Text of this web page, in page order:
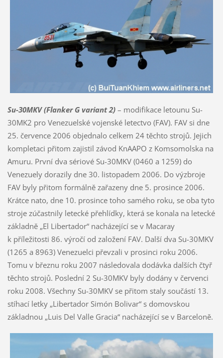
Su-30MKV(Flanker G variant 2) – modifikace letounu Su-
30MK2 pro Venezuelské vojenské letectvo (FAV). FAV si dne
25. července 2006 objednalo celkem 24 těchto strojů. Jejich
kompletaci přitom zajistil závod KnAAPO z Komsomolska na
Amuru. První dva sériové Su-30MKV (0460 a 1259) do
Venezuely dorazily dne 30. listopadem 2006. Do výzbroje
FAV byly přitom formálně zařazeny dne 5. prosince 2006.
Krátce nato, dne 10. prosince toho samého roku, se oba tyto
stroje zúčastnily letecké přehlídky, která se konala na letecké
základně „El Libertador“ nacházející se v Macaray
k příležitosti 86. výročí od založení FAV. Další dva Su-30MKV
(1265 a 8963) Venezuelci převzali v prosinci roku 2006.
Tomu v březnu roku 2007 následovala dodávka dalších čtyř
těchto strojů. Poslední 2 Su-30MKV byly dodány v červenci
roku 2008. Všechny Su-30MKV se přitom staly součástí 13.
stíhací letky „Libertador Simón Bolivar“ s domovskou
základnou „Luis Del Valle Gracia“ nacházející se v Barceloně.